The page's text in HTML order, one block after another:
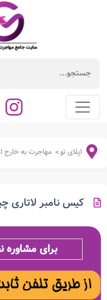
اپلای تو> مهاجرت به خارج
کیس نامبر لاتاری
برای مشاوره